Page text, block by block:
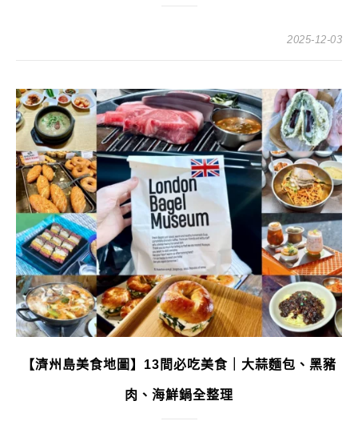
2025-12-03
【濟州島美食地圖】13間必吃美食｜大蒜麵包、黑豬
肉、海鮮鍋全整理